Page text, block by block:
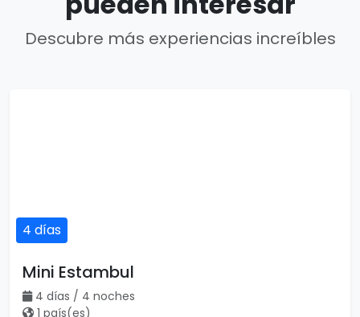
Descubre más experiencias increíbles
4 días
Mini Estambul
4 días / 4 noches
1 país(es)